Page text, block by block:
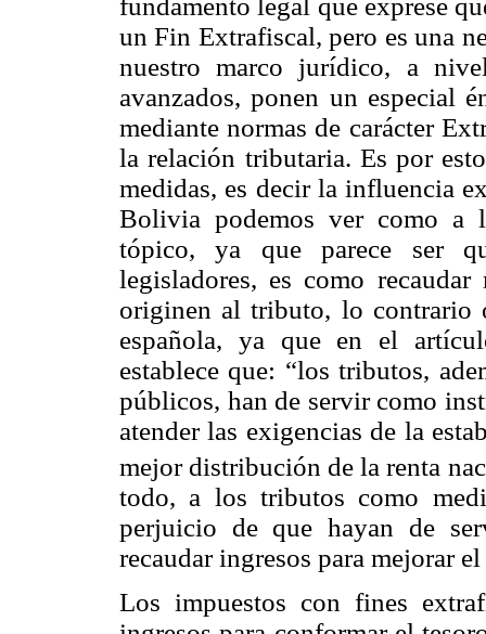
un Fin Extrafiscal, pero es una
nuestro marco jurídico, a
avanzados, ponen un especial
mediante normas de carácter
la relación tributaria. Es por
medidas, es decir la influencia
Bolivia podemos ver como a
tópico, ya que parece ser
legisladores, es como
originen al tributo, lo contrario
española, ya que en el
establece que: “los tributos,
públicos, han de servir como
atender las exigencias de la
mejor distribución de la renta
todo, a los tributos como
perjuicio de que hayan de
recaudar ingresos para mejorar
Los impuestos con fines